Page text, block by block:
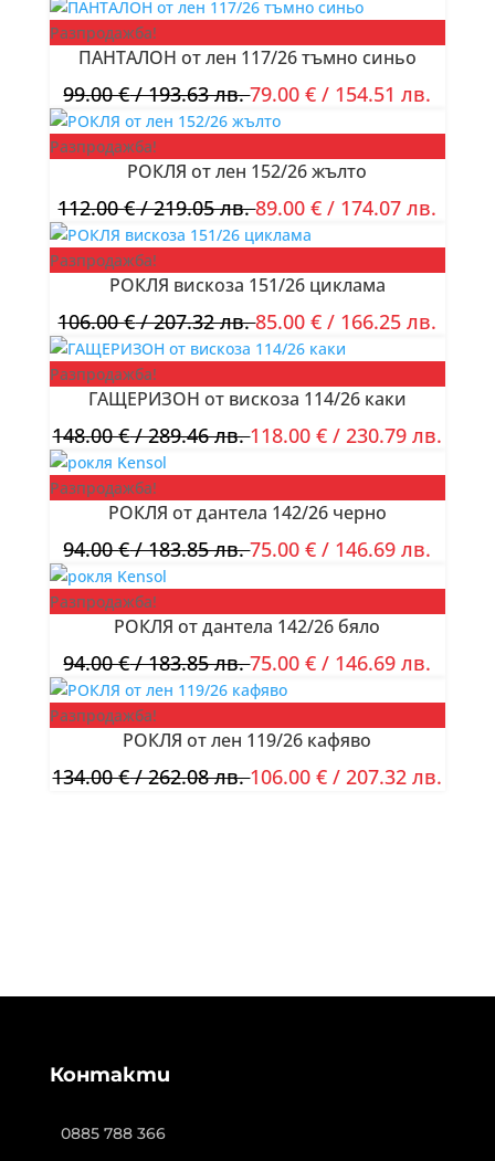
Разпродажба!
ПАНТАЛОН от лен 117/26 тъмно синьо
99.00€/ 193.63 лв.79.00€ / 154.51 лв.
Разпродажба!
РОКЛЯ от лен 152/26 жълто
112.00€/ 219.05 лв.89.00€ / 174.07 лв.
Разпродажба!
РОКЛЯ вискоза 151/26 циклама
106.00€/ 207.32 лв.85.00€ / 166.25 лв.
Разпродажба!
ГАЩЕРИЗОН от вискоза 114/26 каки
148.00€/ 289.46 лв.118.00€ / 230.79 лв.
Разпродажба!
РОКЛЯ от дантела 142/26 черно
94.00€/ 183.85 лв.75.00€ / 146.69 лв.
Разпродажба!
РОКЛЯ от дантела 142/26 бяло
94.00€/ 183.85 лв.75.00€ / 146.69 лв.
Разпродажба!
РОКЛЯ от лен 119/26 кафяво
134.00€/ 262.08 лв.106.00€ / 207.32 лв.
Контакти
0885 788 366